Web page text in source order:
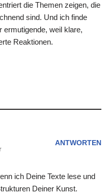
die Themen zeigen, die
sind. Und ich finde
ermutigende, weil klare,
Reaktionen.
ANTWORTEN
ich Deine Texte lese und
Deiner Kunst.